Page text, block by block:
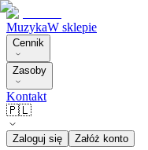
MuzykaW sklepie
Cennik
Zasoby
Kontakt
🇵🇱
Zaloguj się Załóż konto